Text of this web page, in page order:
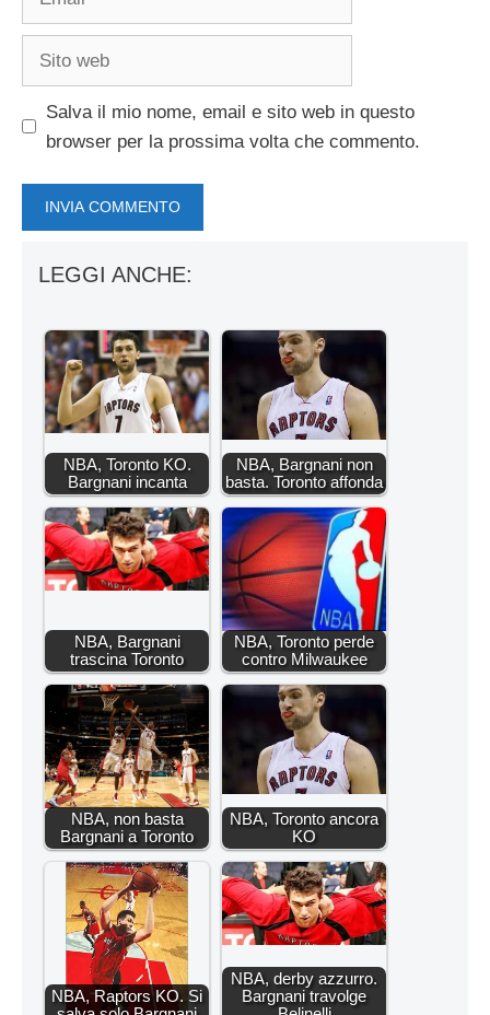
Salva il mio nome, email e sito web in questo
browser per la prossima volta che commento.
LEGGI ANCHE:
NBA, Toronto KO.
Bargnani incanta
NBA, Bargnani non
basta. Toronto affonda
NBA, Bargnani
trascina Toronto
NBA, Toronto perde
contro Milwaukee
NBA, non basta
Bargnani a Toronto
NBA, Toronto ancora
KO
NBA, Raptors KO. Si
NBA, derby azzurro.
Bargnani travolge